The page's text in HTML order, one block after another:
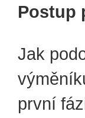
Postup
Jak
první